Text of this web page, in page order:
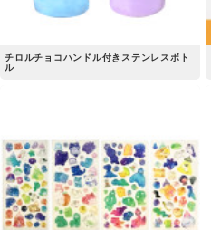
チロルチョコハンドル付きステンレスボト
ル